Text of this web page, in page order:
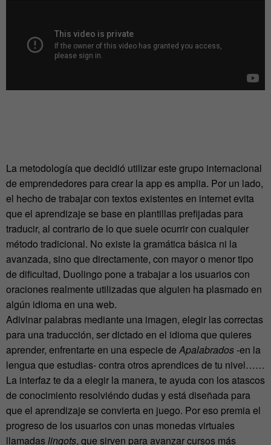
La metodología que decidió utilizar este grupo internacional
de emprendedores para crear la app es amplia. Por un lado,
el hecho de trabajar con textos existentes en internet evita
que el aprendizaje se base en plantillas prefijadas para
traducir, al contrario de lo que suele ocurrir con cualquier
método tradicional. No existe la gramática básica ni la
avanzada, sino que directamente, con mayor o menor tipo
de dificultad, Duolingo pone a trabajar a los usuarios con
oraciones realmente utilizadas que alguien ha plasmado en
algún idioma en una web.
Adivinar palabras mediante una imagen, elegir las correctas
para una traducción, ser dictado en el idioma que quieres
aprender, enfrentarte en una especie deApalabrados-en la
lengua que estudias- contra otros aprendices de tu nivel……
La interfaz te da a elegir la manera, te ayuda con los atascos
de conocimiento resolviéndo dudas y está diseñada para
que el aprendizaje se convierta en juego. Por eso premia el
progreso de los usuarios con unas monedas virtuales
llamadaslingots, que sirven para avanzar cursos más